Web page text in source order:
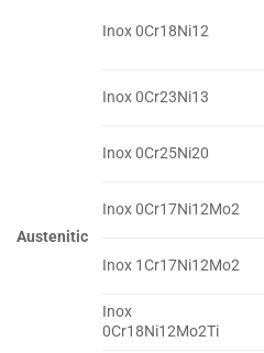
Austenitic
Inox 0Cr18Ni12
Inox 0Cr23Ni13
Inox 0Cr25Ni20
Inox 0Cr17Ni12Mo2
Inox 1Cr17Ni12Mo2
Inox
0Cr18Ni12Mo2Ti